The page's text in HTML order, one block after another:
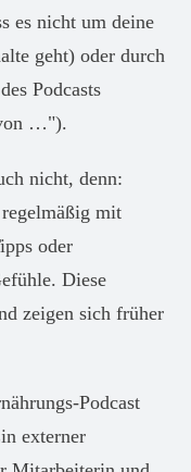
es nicht um deine
geht) oder durch
Podcasts
…").
nicht, denn:
mit
oder
Diese
zeigen sich früher
Podcast
externer